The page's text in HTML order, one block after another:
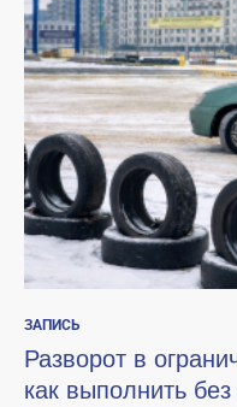
ЗАПИСЬ
Разворот в
как выполнить